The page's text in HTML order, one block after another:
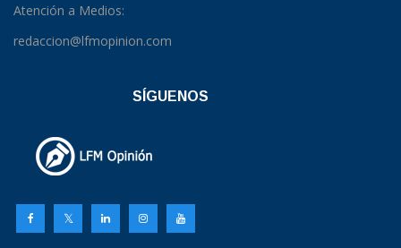
Atención a Medios:
redaccion@lfmopinion.com
SÍGUENOS